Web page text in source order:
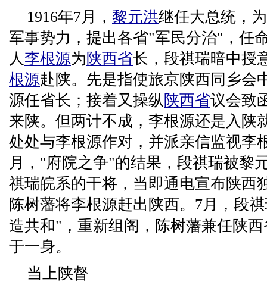
1916年7月， 黎元洪继任大总统，
军事势力，提出各省"军民分治"，任
人李根源为陕西省长，段祺瑞暗中授
根源赴陕。先是指使旅京陕西同乡会
源任省长；接着又操纵陕西省议会致
来陕。但两计不成，李根源还是入陕
处处与李根源作对，并派亲信监视李
月，"府院之争"的结果，段祺瑞被黎
祺瑞皖系的干将，当即通电宣布陕西
陈树藩将李根源赶出陕西。7月，段
造共和"，重新组阁，陈树藩兼任陕
于一身。
当上陕督